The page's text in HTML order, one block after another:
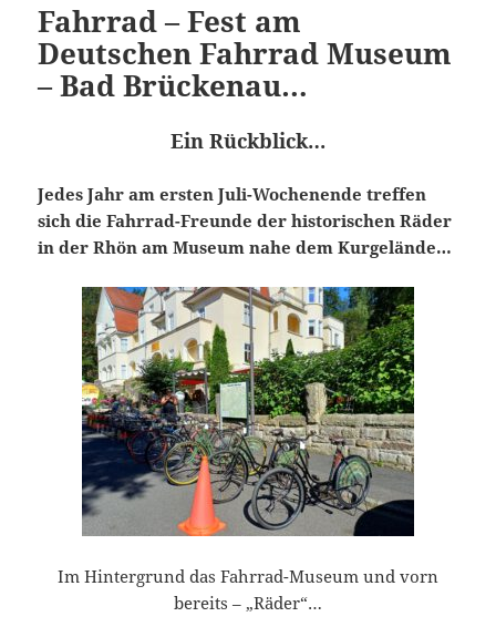
Fahrrad – Fest am
Deutschen Fahrrad Museum
– Bad Brückenau…
Ein Rückblick…
Jedes Jahr am ersten Juli-Wochenende treffen
sich die Fahrrad-Freunde der historischen Räder
in der Rhön am Museum nahe dem Kurgelände…
Im Hintergrund das Fahrrad-Museum und vorn
bereits – „Räder“…